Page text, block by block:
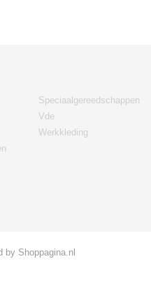
Speciaalgereedschappen
Vde
Werkkleding
by Shoppagina.nl